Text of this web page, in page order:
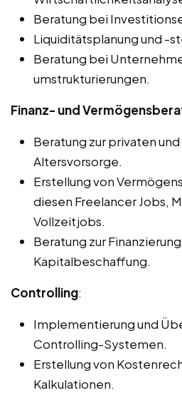
Beratung bei
Liquiditätsplanung und -
Beratung bei
umstrukturierungen.
Finanz- und
Beratung zur privaten
Altersvorsorge.
Erstellung von
diesen Freelancer Jobs,
Vollzeitjobs.
Beratung zur
Kapitalbeschaffung.
Controlling:
Implementierung und
Controlling-Systemen.
Erstellung von
Kalkulationen.